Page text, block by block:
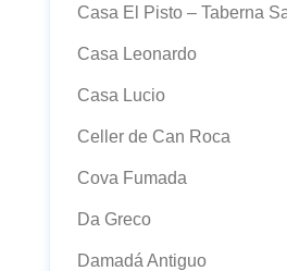
Casa El Pisto – Taberna
Casa Leonardo
Casa Lucio
Celler de Can Roca
Cova Fumada
Da Greco
Damadá Antiguo